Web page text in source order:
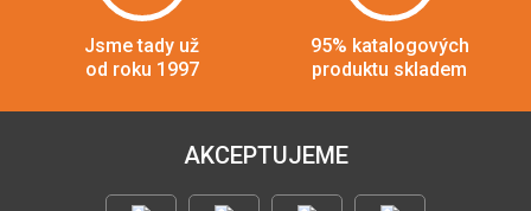
Jsme tady už
od roku 1997
95% katalogových
produktu skladem
AKCEPTUJEME